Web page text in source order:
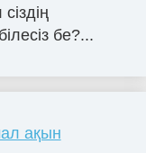
бе?...
ақын